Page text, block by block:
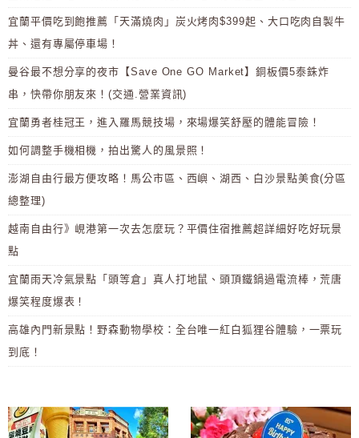
宜蘭平價吃到飽推薦「天滿燒肉」炭火烤肉$399起、大口吃肉自製牛
丼、還有專屬停車場！
曼谷最不想分享的夜市【Save One GO Market】銅板價5泰銖炸
串，快帶你朋友來！(交通.營業資訊)
宜蘭勇者桂冠王，進入羅馬競技場，來場爆笑舒壓的體能冒險！
如何調整手機相機，拍出驚人的風景照！
澎湖自由行最方便攻略！馬公市區、西嶼、湖西、白沙景點美食(分區
總整理)
越南自由行》峴港第一次去怎麼玩？平價住宿推薦超詳細好吃好玩景
點
宜蘭雨天冷氣景點「頭等倉」真人打地鼠、頭頂鐵鍋過電流棒，荒唐
爆笑程度爆表！
高雄內門新景點！野森動物學校：全台唯一紅白狐狸谷體驗，一票玩
到底！